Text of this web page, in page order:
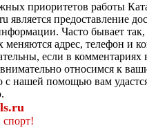
приоритетов работы
является предоставление
Часто бывает
меняются адрес, телефон и
если в комментариях
относимся к
с нашей помощью вам